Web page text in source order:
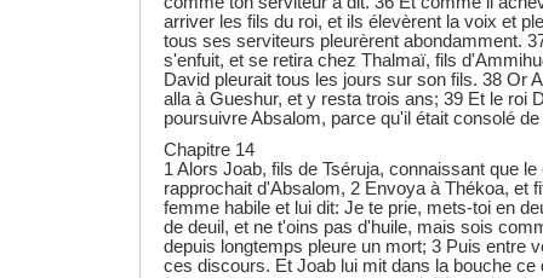
arriver les fils du roi, et ils élevèrent la voix et
tous ses serviteurs pleurèrent abondamment.
s'enfuit, et se retira chez Thalmaï, fils
David pleurait tous les jours sur son fils. 38 Or
alla à Gueshur, et y resta trois ans; 39 Et le roi
poursuivre Absalom, parce qu'il était consolé
Chapitre 14
1 Alors Joab, fils de Tséruja, connaissant que
rapprochait d'Absalom, 2 Envoya à Thékoa, et
femme habile et lui dit: Je te prie, mets-toi en
de deuil, et ne t'oins pas d'huile, mais sois
depuis longtemps pleure un mort; 3 Puis entre
ces discours. Et Joab lui mit dans la bouche ce